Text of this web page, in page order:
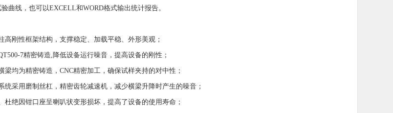
曲线，也可以EXCELL和WORD格式输出统计报告。
高刚性框架结构，支撑稳定、加载平稳、外形美观；
7精密铸造,降低设备运行噪音，提高设备的刚性；
梁均为精密铸造，CNC精密加工，确保试样夹持的对中性；
统采用磨制丝杠，精密齿轮减速机，减少横梁升降时产生的噪音；
杜绝因钳口座呈喇叭状变形损坏，提高了设备的使用寿命；